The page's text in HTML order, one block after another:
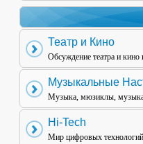
Театр и Кино
Обсуждение театра и
Музыкальные
Музыка, мюзиклы,
Hi-Tech
Мир цифровых технологий